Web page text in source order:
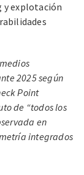
y explotación
2025 según
Point
de “todos los
en
integrados